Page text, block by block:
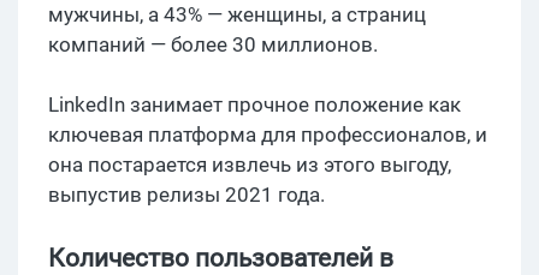
мужчины, а 43% — женщины, а страниц
компаний — более 30 миллионов.
LinkedIn занимает прочное положение как
ключевая платформа для профессионалов, и
она постарается извлечь из этого выгоду,
выпустив релизы 2021 года.
Количество пользователей в